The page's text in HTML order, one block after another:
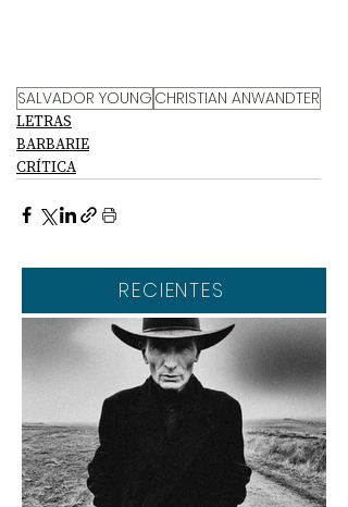
SALVADOR YOUNG CHRISTIAN ANWANDTER
LETRAS
BARBARIE
CRÍTICA
RECIENTES